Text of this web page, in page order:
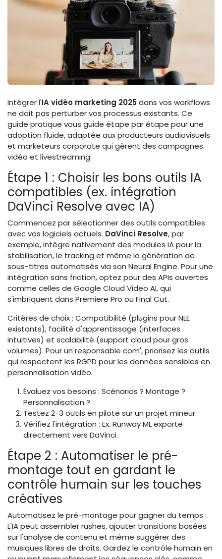
Intégrer l'IA vidéo marketing 2025dans vos workflows
ne doit pas perturber vos processus existants. Ce
guide pratique vous guide étape par étape pour une
adoption fluide, adaptée aux producteurs audiovisuels
et marketeurs corporate qui gèrent des campagnes
vidéo et livestreaming.
Étape 1 : Choisir les bons outils IA
compatibles (ex. intégration
DaVinci Resolve avec IA)
Commencez par sélectionner des outils compatibles
avec vos logiciels actuels. DaVinci Resolve, par
exemple, intègre nativement des modules IA pour la
stabilisation, le tracking et même la génération de
sous-titres automatisés via son Neural Engine. Pour une
intégration sans friction, optez pour des APIs ouvertes
comme celles de Google Cloud Video AI, qui
s'imbriquent dans Premiere Pro ou Final Cut.
Critères de choix : Compatibilité (plugins pour NLE
existants), facilité d'apprentissage (interfaces
intuitives) et scalabilité (support cloud pour gros
volumes). Pour un responsable com', priorisez les outils
qui respectent les RGPD pour les données sensibles en
personnalisation vidéo.
Évaluez vos besoins : Scénarios ? Montage ?
Personnalisation ?
Testez 2-3 outils en pilote sur un projet mineur.
Vérifiez l'intégration : Ex. Runway ML exporte
directement vers DaVinci.
Étape 2 : Automatiser le pré-
montage tout en gardant le
contrôle humain sur les touches
créatives
Automatisez le pré-montage pour gagner du temps :
L'IA peut assembler rushes, ajouter transitions basées
sur l'analyse de contenu et même suggérer des
musiques libres de droits. Gardez le contrôle humain en